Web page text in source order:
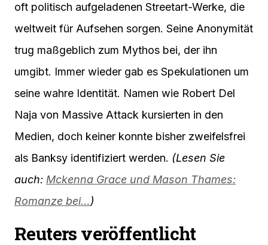
oft politisch aufgeladenen Streetart-Werke, die
weltweit für Aufsehen sorgen. Seine Anonymität
trug maßgeblich zum Mythos bei, der ihn
umgibt. Immer wieder gab es Spekulationen um
seine wahre Identität. Namen wie Robert Del
Naja von Massive Attack kursierten in den
Medien, doch keiner konnte bisher zweifelsfrei
als Banksy identifiziert werden. (Lesen Sie
auch: Mckenna Grace und Mason Thames:
Romanze bei…)
Reuters veröffentlicht